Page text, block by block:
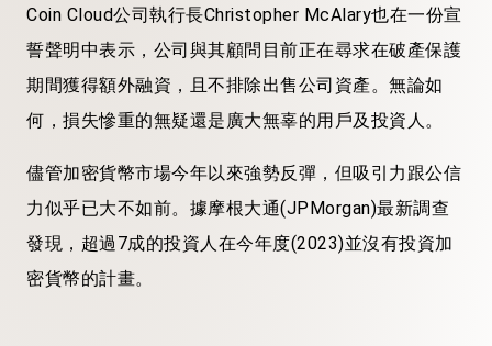
Coin Cloud公司執行長Christopher McAlary也在一份宣
誓聲明中表示，公司與其顧問目前正在尋求在破產保護
期間獲得額外融資，且不排除出售公司資產。無論如
何，損失慘重的無疑還是廣大無辜的用戶及投資人。
儘管加密貨幣市場今年以來強勢反彈，但吸引力跟公信
力似乎已大不如前。據摩根大通(JPMorgan)最新調查
發現，超過7成的投資人在今年度(2023)並沒有投資加
密貨幣的計畫。